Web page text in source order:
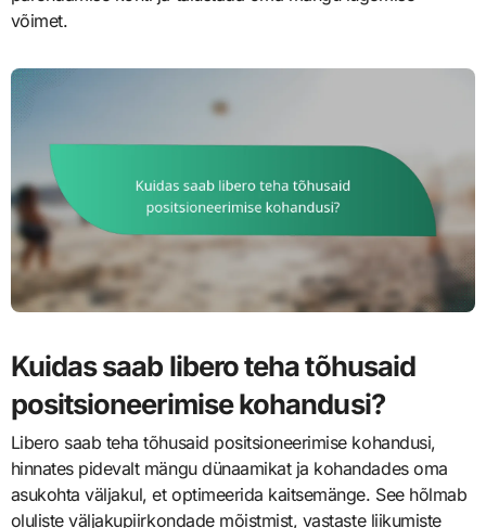
võimet.
Kuidas saab libero teha tõhusaid
positsioneerimise kohandusi?
Libero saab teha tõhusaid positsioneerimise kohandusi,
hinnates pidevalt mängu dünaamikat ja kohandades oma
asukohta väljakul, et optimeerida kaitsemänge. See hõlmab
oluliste väljakupiirkondade mõistmist, vastaste liikumiste